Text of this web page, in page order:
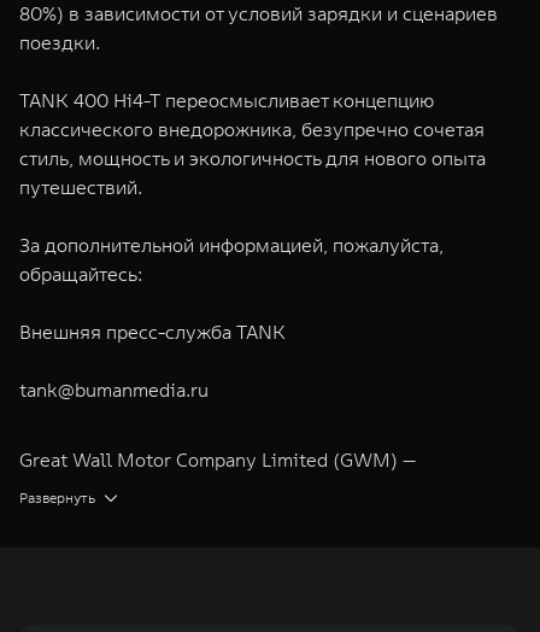
80%) в зависимости от условий зарядки и сценариев
поездки.
TANK 400 Hi4-T переосмысливает концепцию
классического внедорожника, безупречно сочетая
стиль, мощность и экологичность для нового опыта
путешествий.
За дополнительной информацией, пожалуйста,
обращайтесь:
Внешняя пресс-служба TANK
tank@bumanmedia.ru
Great Wall Motor Company Limited (GWM) —
глобальный производитель внедорожников,
Развернуть